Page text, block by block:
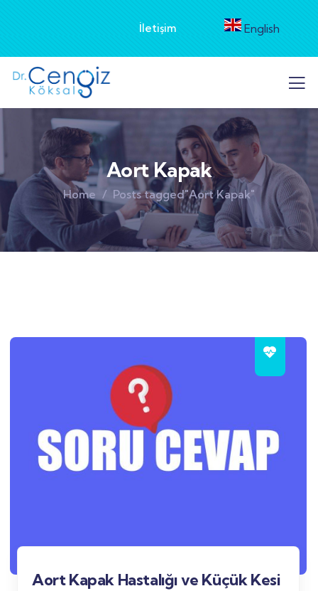
İletişim English
Aort Kapak
Home Posts tagged"Aort Kapak"
Aort Kapak Hastalığı ve Küçük Kesi